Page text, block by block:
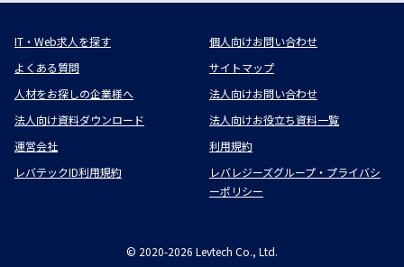
IT・Web求人を探す
個人向けお問い合わせ
よくある質問
サイトマップ
人材をお探しの企業様へ
法人向けお問い合わせ
法人向け資料ダウンロード
法人向けお役立ち資料一覧
運営会社
利用規約
レバテックID利用規約
レバレジーズグループ・プライバシ
ーポリシー
© 2020-2026 Levtech Co., Ltd.